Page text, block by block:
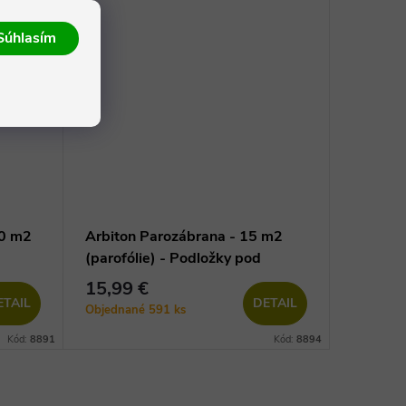
m2
Kód: 8891
Arbiton Parozábrana - 15 m2
(parofólie) - Podložky pod
vinylové podlahy
15,99 €
Objednané 591 ks DETAIL
Kód: 8894